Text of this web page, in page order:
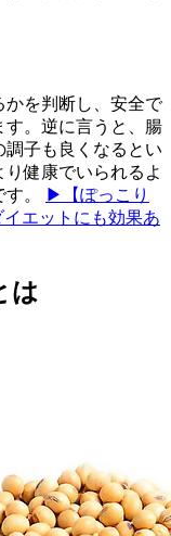
かを判断し、安全で
す。逆に言うと、腸
子も良くなるとい
健康でいられるよ
。
▶【ぽっこり
エットにも効果あ
は